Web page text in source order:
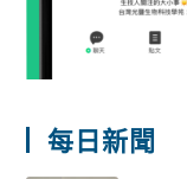
每日新聞